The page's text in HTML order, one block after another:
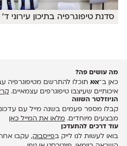
סדנת טיפוגרפיה בתיכון עירוני ד'
מה עושים פה?
כאן ב־אאאתוכלו להתרשם מטיפוגרפיה
איכותיים שעיצבו טיפוגרפים עצמאיים.
הניוזלטר השווה
קבלו מספר פעמים בשנה מייל עם
מבצעים מיוחדים. מלאו את המייל כאן
עוד דרכים להתעדכן
בואו לעשות לנו לייק בפייסבוק, עקבו